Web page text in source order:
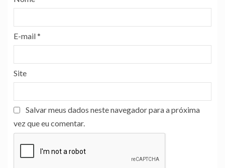
E-mail*
Site
Salvar meus dados neste navegador para a próxima
vez que eu comentar.